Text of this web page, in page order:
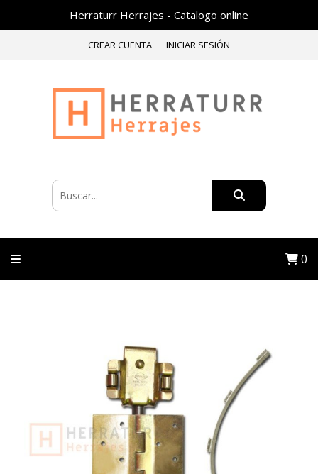
Herraturr Herrajes - Catalogo online
CREAR CUENTA INICIAR SESIÓN
0